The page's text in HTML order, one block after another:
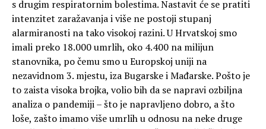
s drugim respiratornim bolestima. Nastavit će se pratiti
intenzitet zaražavanja i više ne postoji stupanj
alarmiranosti na tako visokoj razini. U Hrvatskoj smo
imali preko 18.000 umrlih, oko 4.400 na milijun
stanovnika, po čemu smo u Europskoj uniji na
nezavidnom 3. mjestu, iza Bugarske i Mađarske. Pošto je
to zaista visoka brojka, volio bih da se napravi ozbiljna
analiza o pandemiji – što je napravljeno dobro, a što
loše, zašto imamo više umrlih u odnosu na neke druge